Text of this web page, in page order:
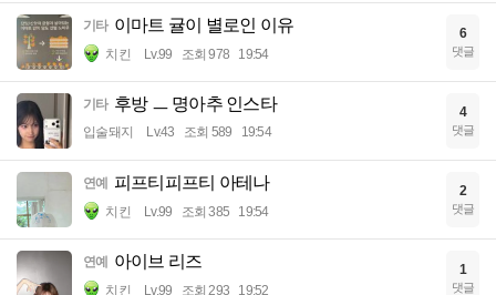
기타 이마트 귤이 별로인 이유
치킨 Lv.99 조회 978 19:54
6
댓글
기타 후방 ㅡ 명아추 인스타
입술돼지 Lv.43 조회 589 19:54
4
댓글
연예 피프티피프티 아테나
치킨 Lv.99 조회 385 19:54
2
댓글
연예 아이브 리즈
치킨 Lv.99 조회 293 19:52
1
댓글